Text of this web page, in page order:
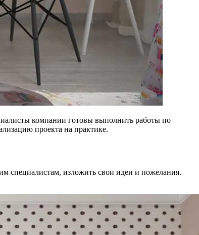
компании готовы выполнить работы по
проекта на практике.
специалистам, изложить свои идеи и пожелания.